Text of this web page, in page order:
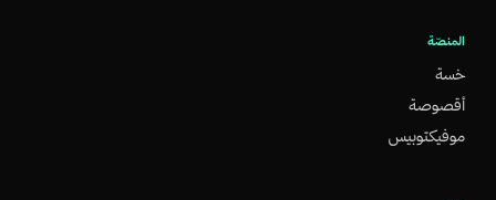
المنصّة
خسة
أقصوصة
موفيكتوبيس